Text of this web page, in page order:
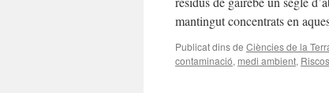
mantingut concentrats en
Publicat dins de Ciències de la
contaminació, medi ambient,